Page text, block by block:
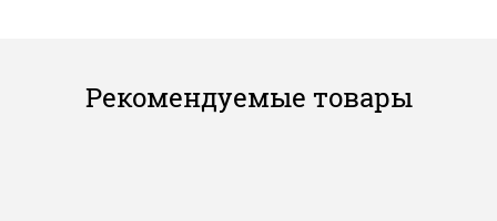
Рекомендуемые товары